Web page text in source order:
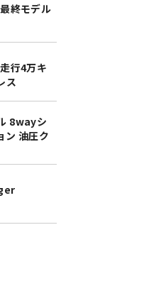
終モデル
行4万キ
ス
8wayシ
ン 油圧ク